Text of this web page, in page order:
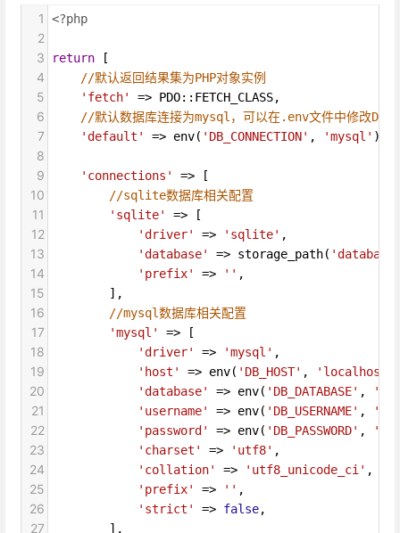
1 <?php
2
3
return [
4 //默认返回结果集为PHP对象实例
5 'fetch' => PDO:: FETCH_CLASS,
6 //默认数据库连接为mysql，可以在.env文件中修改
7 'default' => env( 'DB_CONNECTION' , 'mysql' ),
8
9
'connections' => [
10 //sqlite数据库相关配置
11 'sqlite' => [
12 'driver' => 'sqlite' ,
13 'database' => storage_path(
14 'prefix' => '' ,
15
        ],
16 //mysql数据库相关配置
17 'mysql' => [
18 'driver' => 'mysql' ,
19 'host' => env( 'DB_HOST' , 'localhost'
20 'database' => env( 'DB_DATABASE' ,
21 'username' => env( 'DB_USERNAME' ,
22 'password' => env( 'DB_PASSWORD' , ''
23 'charset' => 'utf8' ,
24 'collation' => 'utf8_unicode_ci' ,
25 'prefix' => '' ,
26 'strict' => false,
27
        ],